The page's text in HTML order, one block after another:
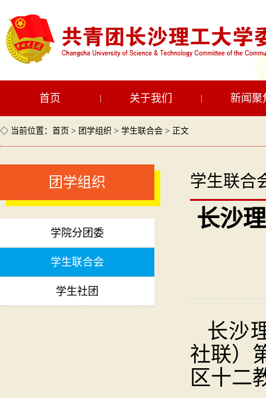
首页 关于我们 新闻聚
◇ 当前位置： 首页 > 团学组织 > 学生联合会 > 正文
团学组织
学院分团委
学生联合会
学生社团
学生联合
长沙
长沙
社联）
区十二